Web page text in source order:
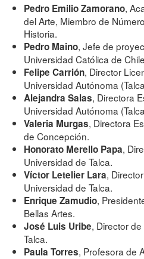
Pedro Emilio Zamorano,
del Arte, Miembro de
Historia.
Pedro Maino, Jefe de
Universidad Católica de
Felipe Carrión, Director
Universidad Autónoma
Alejandra Salas, Directora
Universidad Autónoma
Valeria Murgas, Directora
de Concepción.
Honorato Merello Papa,
Universidad de Talca.
Víctor Letelier Lara,
Universidad de Talca.
Enrique Zamudio,
Bellas Artes.
José Luis Uribe, Director
Talca.
Paula Torres, Profesora de